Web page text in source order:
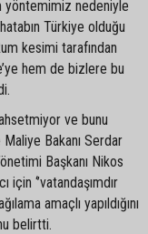
yöntemimiz nedeniyle
Türkiye olduğu
kesimi tarafından
hem de bizlere bu
ve bunu
Bakanı Serdar
Başkanı Nikos
için ‘’vatandaşımdır
amaçlı yapıldığını
belirtti.